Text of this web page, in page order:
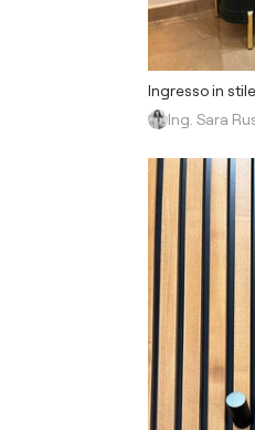
Ingresso in
Ing. Sara